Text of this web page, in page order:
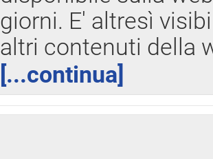
giorni. E' altresì
altri contenuti della
[...continua]